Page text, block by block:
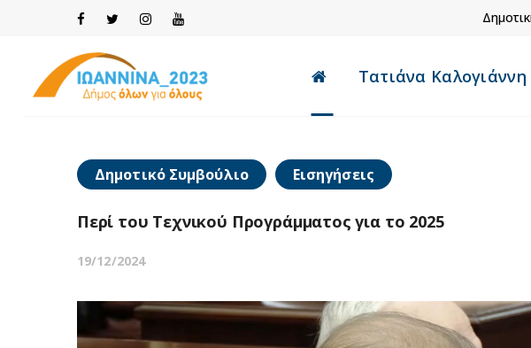
Τατιάνα Καλογιάννη
Δημοτικό Συμβούλιο Εισηγήσεις
Περί του Τεχνικού Προγράμματος για το 2025
19/12/2024